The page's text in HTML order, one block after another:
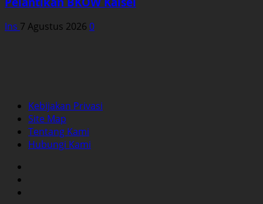
Ins 7 Agustus 2026 0
Kebijakan Privasi
Site Map
Tentang Kami
Hubungi Kami